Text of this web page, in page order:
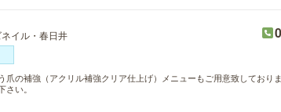
ネイル・春日井
の補強（アクリル補強クリア仕上げ）メニューもご用意致しており
い。